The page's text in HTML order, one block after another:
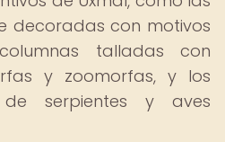
decoradas con motivos
talladas con
y zoomorfas, y los
de serpientes y aves